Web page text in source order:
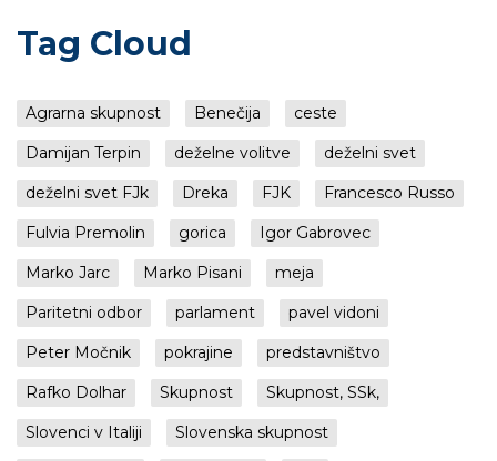
Tag Cloud
Agrarna skupnost Benečija
ceste
Damijan Terpin
deželne volitve
deželni svet
deželni svet FJk
Dreka FJK
Francesco Russo
Fulvia Premolin
gorica
Igor Gabrovec
Marko Jarc
Marko Pisani
meja
Paritetni odbor
parlament
pavel vidoni
Peter Močnik
pokrajine
predstavništvo
Rafko Dolhar
Skupnost
Skupnost, SSk,
Slovenci v Italiji
Slovenska skupnost